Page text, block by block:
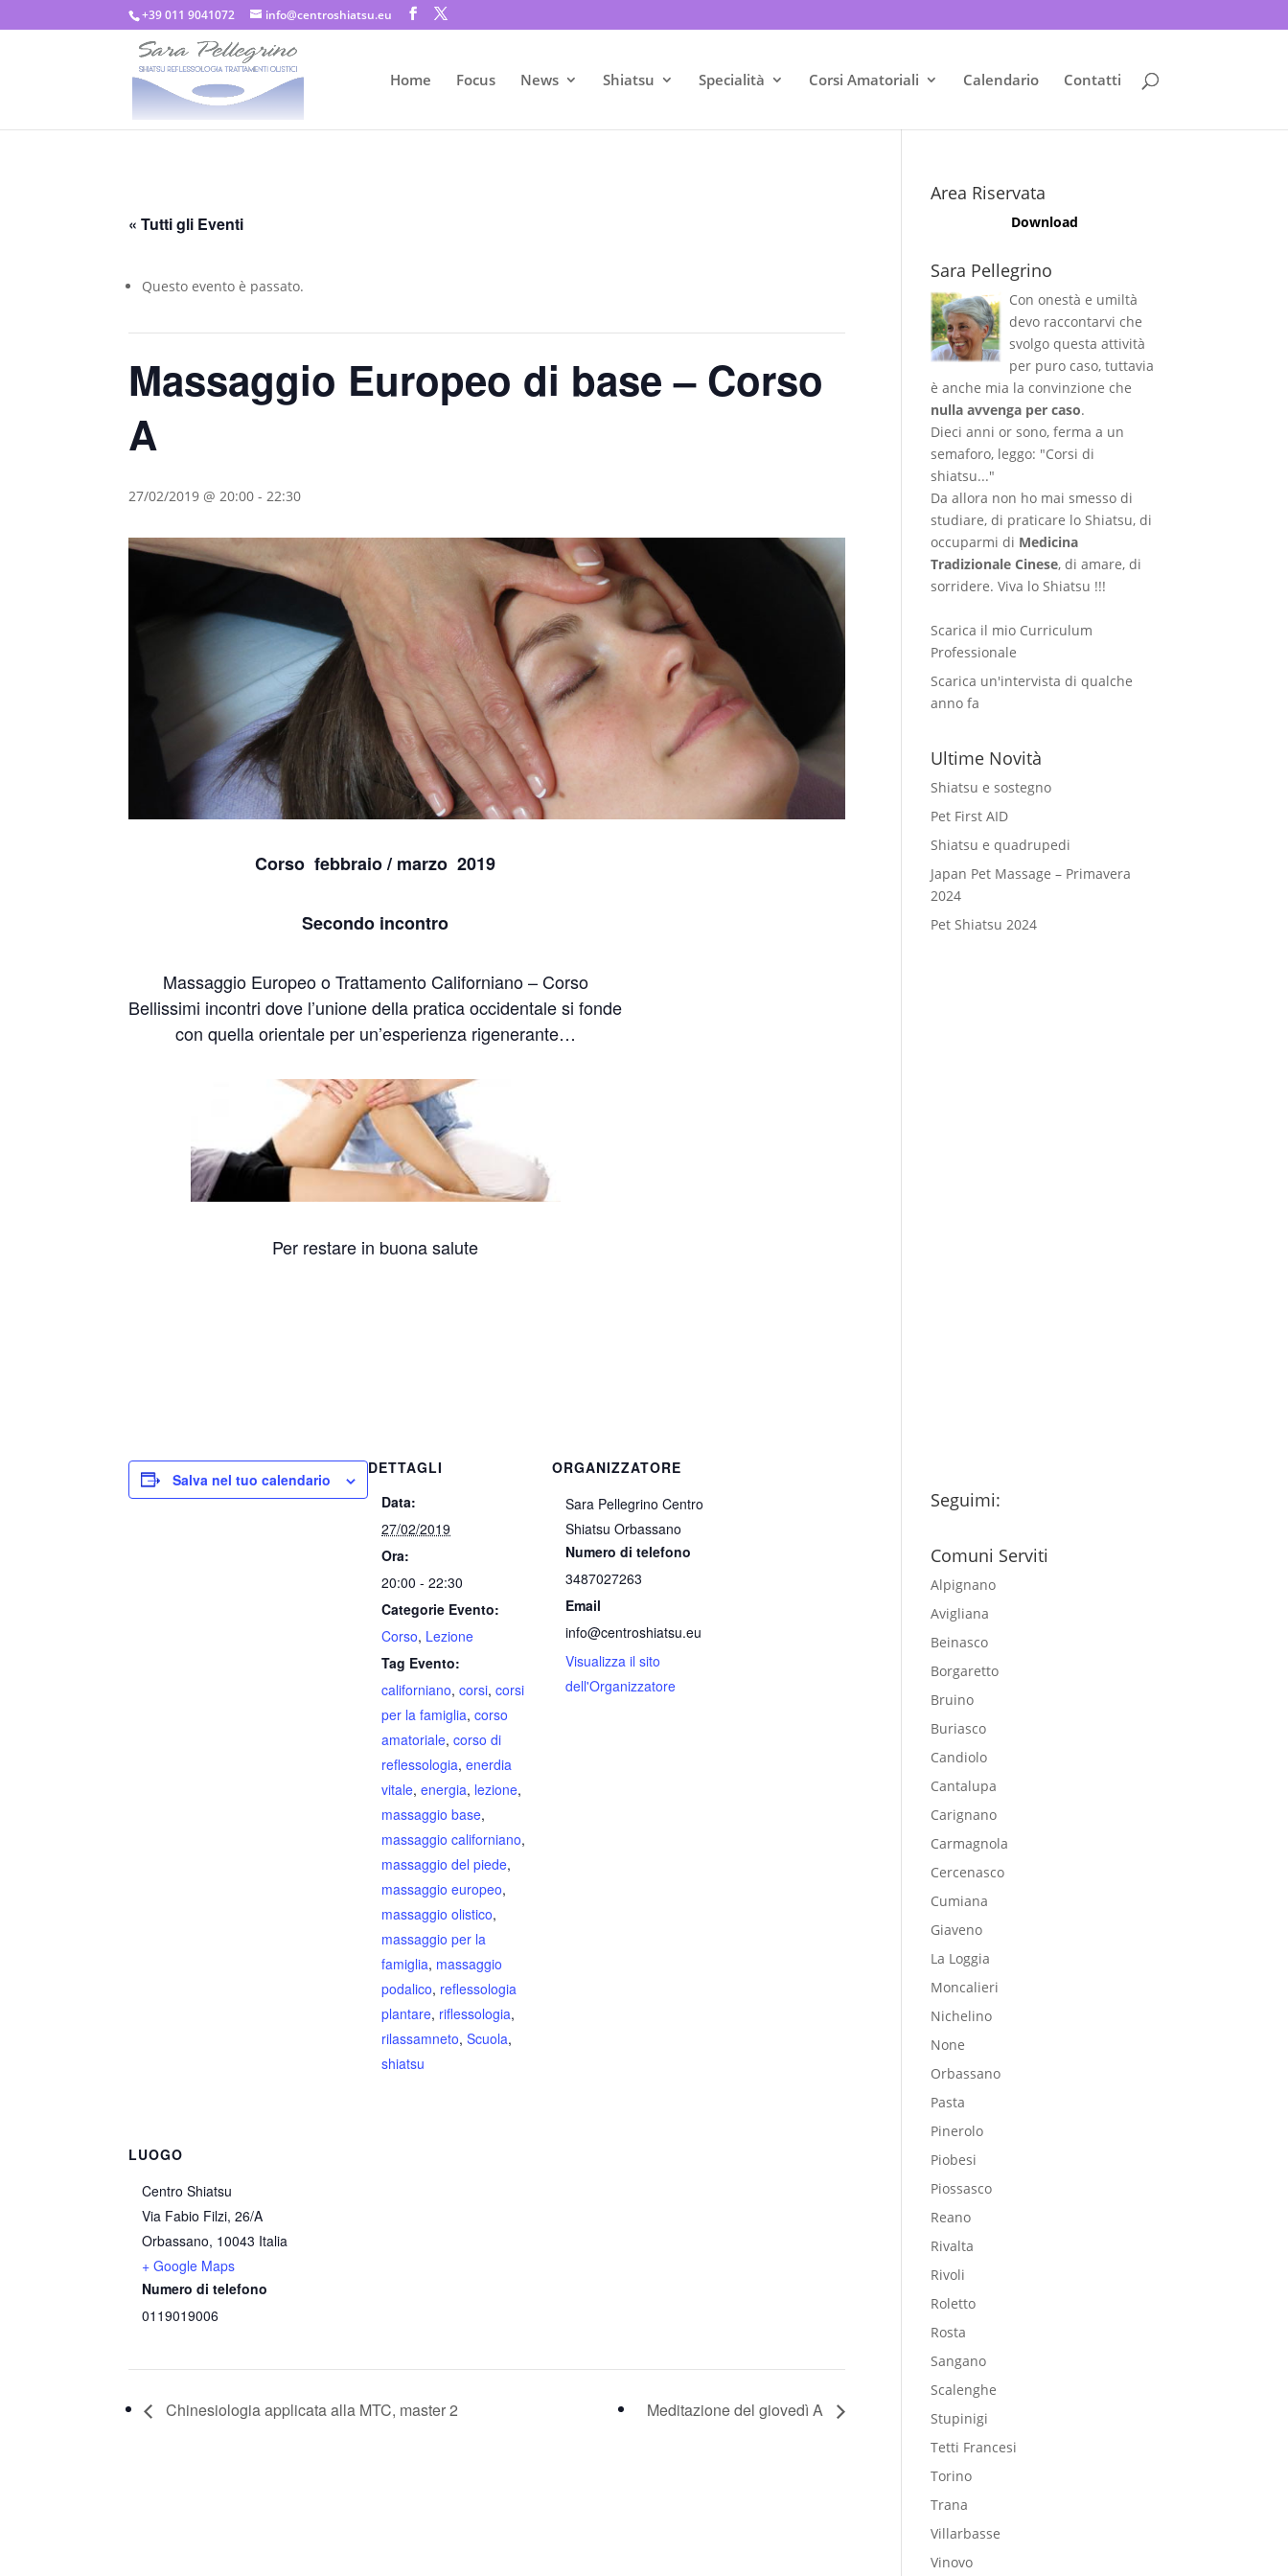
+39 011 9041072 info@centroshiatsu.eu
Home Focus News Shiatsu Specialità Corsi Amatoriali Calendario Contatti
« Tutti gli Eventi
Questo evento è passato.
Massaggio Europeo di base – Corso
A
27/02/2019 @ 20:00 -22:30
Corso febbraio / marzo 2019
Secondo incontro
Massaggio Europeo o Trattamento Californiano – Corso
Bellissimi incontri dove l’unione della pratica occidentale si fonde
con quella orientale per un’esperienza rigenerante…
Per restare in buona salute
Salva nel tuo calendario
DETTAGLI
Data:
27/02/2019
Ora:
20:00 - 22:30
Categorie Evento:
Corso, Lezione
Tag Evento:
californiano,corsi,corsi
per la famiglia,corso
amatoriale,corso di
reflessologia,enerdia
vitale,energia, lezione,
massaggio base,
massaggio californiano,
massaggio del piede,
massaggio europeo,
massaggio olistico,
massaggio per la
famiglia, massaggio
podalico, reflessologia
plantare, riflessologia,
rilassamneto,Scuola,
shiatsu
ORGANIZZATORE
Sara Pellegrino Centro
Shiatsu Orbassano
Numero di telefono
3487027263
Email
info@centroshiatsu.eu
Visualizza il sito
dell'Organizzatore
LUOGO
Centro Shiatsu
Via Fabio Filzi, 26/A
Orbassano, 10043 Italia
+ Google Maps
Numero di telefono
0119019006
Chinesiologia applicata alla MTC, master 2 Meditazione del giovedì A
Area Riservata
Download
Sara Pellegrino
Con onestà e umiltà
devo raccontarvi che
svolgo questa attività
per puro caso, tuttavia
è anche mia la convinzione che
nulla avvenga per caso.
Dieci anni or sono, ferma a un
semaforo, leggo: "Corsi di
shiatsu..."
Da allora non ho mai smesso di
studiare, di praticare lo Shiatsu, di
occuparmi di Medicina
Tradizionale Cinese, di amare, di
sorridere. Viva lo Shiatsu !!!
Scarica il mio Curriculum
Professionale
Scarica un'intervista di qualche
anno fa
Ultime Novità
Shiatsu e sostegno
Pet First AID
Shiatsu e quadrupedi
Japan Pet Massage – Primavera
2024
Pet Shiatsu 2024
Seguimi:
Comuni Serviti
Alpignano
Avigliana
Beinasco
Borgaretto
Bruino
Buriasco
Candiolo
Cantalupa
Carignano
Carmagnola
Cercenasco
Cumiana
Giaveno
La Loggia
Moncalieri
Nichelino
None
Orbassano
Pasta
Pinerolo
Piobesi
Piossasco
Reano
Rivalta
Rivoli
Roletto
Rosta
Sangano
Scalenghe
Stupinigi
Tetti Francesi
Torino
Trana
Villarbasse
Vinovo